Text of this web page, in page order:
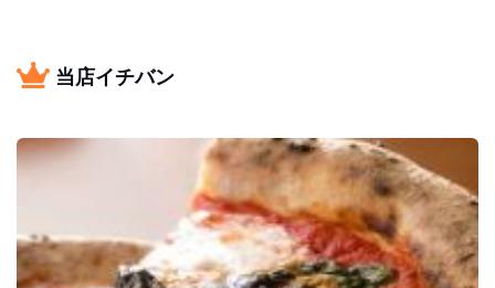
当店イチバン